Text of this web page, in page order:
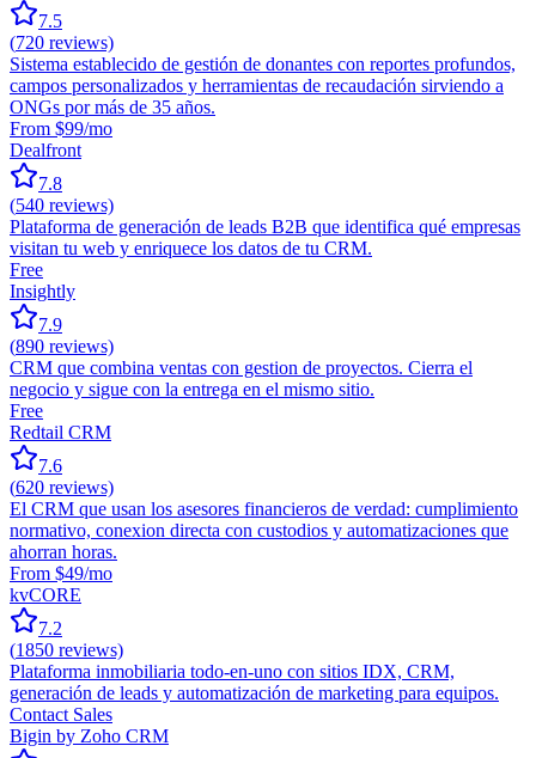
7.5
(720 reviews)
Sistema establecido de gestión de donantes con reportes profundos,
campos personalizados y herramientas de recaudación sirviendo a
ONGs por más de 35 años.
From $99/mo
Dealfront
7.8
(540 reviews)
Plataforma de generación de leads B2B que identifica qué empresas
visitan tu web y enriquece los datos de tu CRM.
Free
Insightly
7.9
(890 reviews)
CRM que combina ventas con gestion de proyectos. Cierra el
negocio y sigue con la entrega en el mismo sitio.
Free
Redtail CRM
7.6
(620 reviews)
El CRM que usan los asesores financieros de verdad: cumplimiento
normativo, conexion directa con custodios y automatizaciones que
ahorran horas.
From $49/mo
kvCORE
7.2
(1850 reviews)
Plataforma inmobiliaria todo-en-uno con sitios IDX, CRM,
generación de leads y automatización de marketing para equipos.
Contact Sales
Bigin by Zoho CRM